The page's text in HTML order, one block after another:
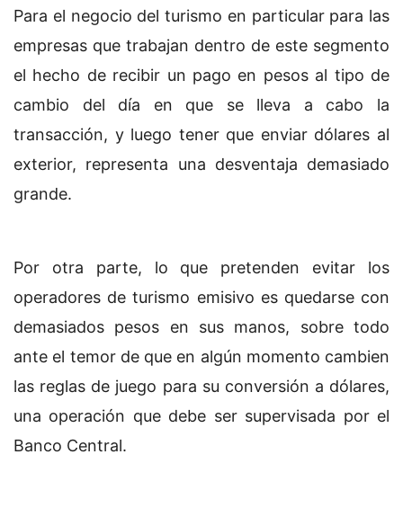
Para el negocio del turismo en particular para las
empresas que trabajan dentro de este segmento
el hecho de recibir un pago en pesos al tipo de
cambio del día en que se lleva a cabo la
transacción, y luego tener que enviar dólares al
exterior, representa una desventaja demasiado
grande.
Por otra parte, lo que pretenden evitar los
operadores de turismo emisivo es quedarse con
demasiados pesos en sus manos, sobre todo
ante el temor de que en algún momento cambien
las reglas de juego para su conversión a dólares,
una operación que debe ser supervisada por el
Banco Central.